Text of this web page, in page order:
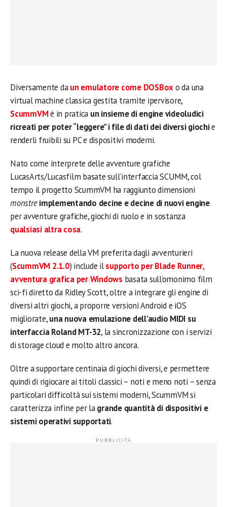
Diversamente daun emulatore come DOSBoxo da una
virtual machine classica gestita tramite ipervisore,
ScummVMè in pratica un insieme di engine videoludici
ricreati per poter “leggere” i file di dati dei diversi giochie
renderli fruibili su PC e dispositivi moderni.
Nato come interprete delle avventure grafiche
LucasArts/Lucasfilm basate sull’interfaccia SCUMM, col
tempo il progetto ScummVM ha raggiunto dimensioni
monstre implementando decine e decine di nuovi engine
per avventure grafiche, giochi di ruolo e in sostanza
qualsiasi altra cosa.
La nuova release della VM preferita dagli avventurieri
(ScummVM 2.1.0) include ilsupporto per Blade Runner,
avventura grafica per Windows basata sull’omonimo film
sci-fi diretto da Ridley Scott, oltre a integrare gli engine di
diversi altri giochi, a proporre versioni Android e iOS
migliorate,una nuova emulazione dell’audio MIDI su
interfaccia Roland MT-32, la sincronizzazione con i servizi
di storage cloud e molto altro ancora.
Oltre a supportare centinaia di giochi diversi, e permettere
quindi di rigiocare ai titoli classici – noti e meno noti – senza
particolari difficoltà sui sistemi moderni, ScummVM si
caratterizza infine per lagrande quantità di dispositivi e
sistemi operativi supportati.